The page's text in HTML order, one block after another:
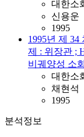
대한소
신용운
1995
1995년 제
제 : 위장관 ;
비궤양성 소
대한소
채현석
1995
분석정보